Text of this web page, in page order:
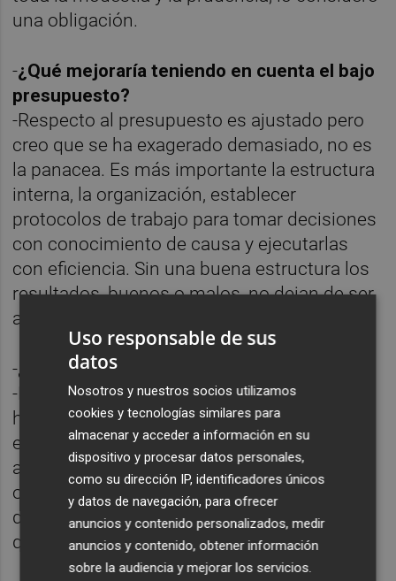
una obligación.
-¿Qué mejoraría teniendo en cuenta el bajo
presupuesto?
-Respecto al presupuesto es ajustado pero
creo que se ha exagerado demasiado, no es
la panacea. Es más importante la estructura
interna, la organización, establecer
protocolos de trabajo para tomar decisiones
con conocimiento de causa y ejecutarlas
con eficiencia. Sin una buena estructura los
resultados, buenos o malos, no dejan de ser
accidentales.
-¿Por qué tipo de programas apuesta?
-Por respeto al proceso y a las personas que
han de valorar los proyectos no debería
extenderme en esto. En cualquier caso,
antes de diseñar desde una mesa un tipo u
otro de programas hay que saber a quién te
diriges, qué necesidad quieres cubrir y con
qué medios cuentas.
Uso responsable de sus
datos
Nosotros y nuestros socios utilizamos
cookies y tecnologías similares para
almacenar y acceder a información en su
dispositivo y procesar datos personales,
como su dirección IP, identificadores únicos
y datos de navegación, para ofrecer
anuncios y contenido personalizados, medir
anuncios y contenido, obtener información
sobre la audiencia y mejorar los servicios.